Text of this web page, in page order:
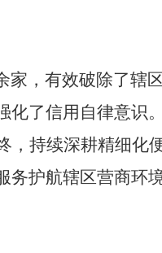
家，有效破除了辖
了信用自律意识。
持续深耕精细化
护航辖区营商环